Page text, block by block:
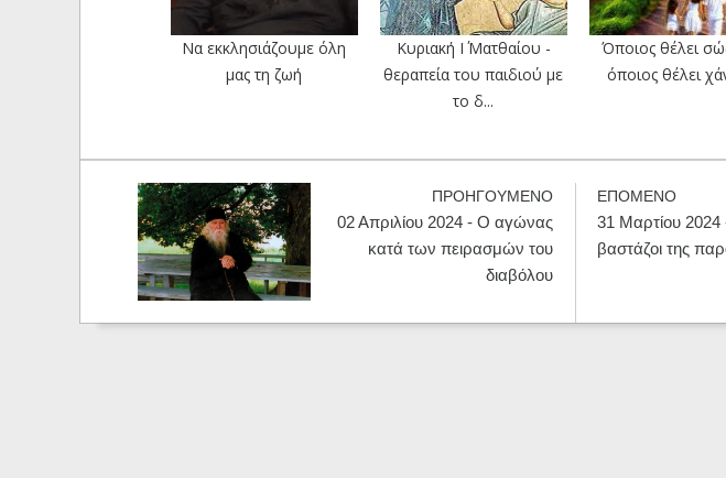
Να εκκλησιάζουμε όλη
μας τη ζωή
Κυριακή Ι΄ Ματθαίου -
θεραπεία του παιδιού με
το δ...
Όποιος θέλει
όποιος θέλει
ΠΡΟΗΓΟΥΜΕΝΟ
02 Απριλίου 2024 - Ο αγώνας
κατά των πειρασμών του
διαβόλου
ΕΠΟΜΕΝΟ
31 Μαρτίου 2024
βαστάζοι της